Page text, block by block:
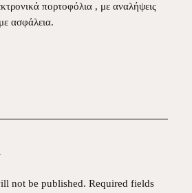
πορτοφόλια , με αναλήψεις
ασφάλεια.
not be published. Required fields